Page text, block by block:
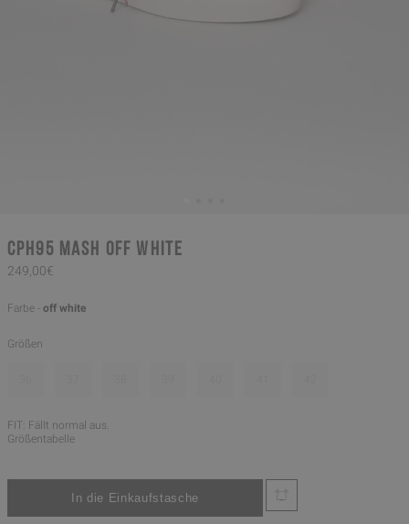
CPH95 mash off white
249,00€
Farbe - off white
Größen
FIT: Fällt normal aus.
Größentabelle